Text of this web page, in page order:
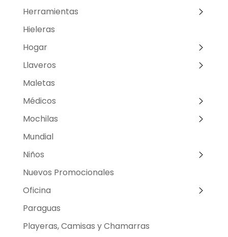
Herramientas
Hieleras
Hogar
Llaveros
Maletas
Médicos
Mochilas
Mundial
Niños
Nuevos Promocionales
Oficina
Paraguas
Playeras, Camisas y Chamarras